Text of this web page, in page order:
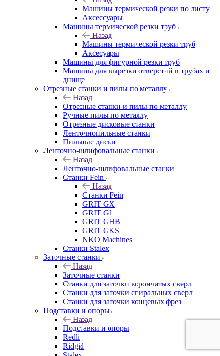
Машины термической резки по листу
Аксессуары
Машины термической резки труб
Назад
Машины термической резки труб
Аксесуары
Машины для фигурной резки труб
Машины для вырезки отверстий в трубах и
днище
Отрезные станки и пилы по металлу
Назад
Отрезные станки и пилы по металлу
Ручные пилы по металлу
Отрезные дисковые станки
Ленточнопильные станки
Пильные диски
Ленточно-шлифовальные станки
Назад
Ленточно-шлифовальные станки
Станки Fein
Назад
Станки Fein
GRIT GX
GRIT GI
GRIT GHB
GRIT GKS
NKO Machines
Станки Stalex
Заточные станки
Назад
Заточные станки
Станки для заточки корончатых сверл
Станки для заточки спиральных сверл
Станки для заточки концевых фрез
Подставки и опоры
Назад
Подставки и опоры
Redli
Ridgid